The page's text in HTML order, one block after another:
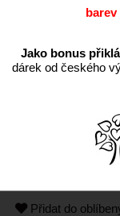
Přidat do
Jako bonus
dárek od českého